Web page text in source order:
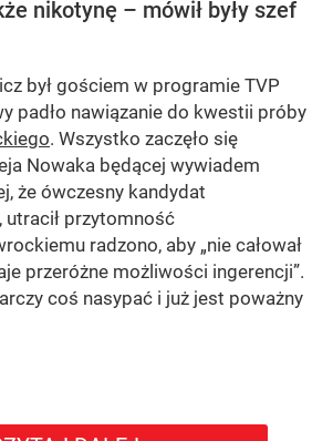
nikotynę – mówił były szef
był gościem w programie TVP
padło nawiązanie do kwestii próby
. Wszystko zaczęło się
Nowaka będącej wywiadem
że ówczesny kandydat
utracił przytomność
radzono, aby „nie całował
przeróżne możliwości ingerencji”.
coś nasypać i już jest poważny